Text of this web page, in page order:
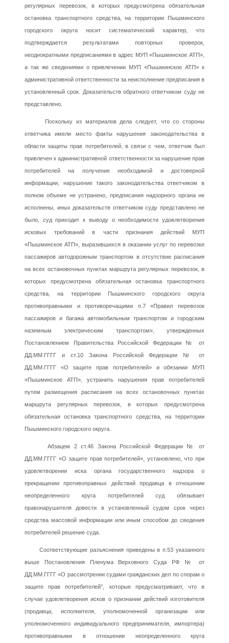
регулярных перевозок, в которых предусмотрена обязательная
остановка транспортного средства, на территории Пышминского
городского округа носит систематический характер, что
подтверждается результатами повторных проверок,
неоднократными предписаниями в адрес МУП «Пышминское АТП»,
а так же сведениями о привлечении МУП «Пышминское АТП» к
административной ответственности за неисполнение предписания в
установленный срок. Доказательств обратного ответчиком суду не
представлено.
Поскольку из материалов дела следует, что со стороны
ответчика имели место факты нарушения законодательства в
области защиты прав потребителей, в связи с чем, ответчик был
привлечен к административной ответственности за нарушение прав
потребителей на получение необходимой и достоверной
информации, нарушение такого законодательства ответчиком в
полном объеме не устранено, предписания надзорного органа не
исполнены, иных доказательств ответчиком суду представлено не
было, суд приходит к выводу о необходимости удовлетворения
исковых требований в части признания действий МУП
«Пышминское АТП», выразившихся в оказании услуг по перевозке
пассажиров автодорожным транспортом в отсутствие расписания
на всех остановочных пунктах маршрута регулярных перевозок, в
которых предусмотрена обязательная остановка транспортного
средства, на территории Пышминского городского округа
противоправными и противоречащими п.7 «Правил перевозок
пассажиров и багажа автомобильным транспортом и городским
наземным электрическим транспортом», утвержденных
Постановлением Правительства Российской Федерации № от
ДД.ММ.ГГГГ и ст.10 Закона Российской Федерации № от
ДД.ММ.ГГГГ «О защите прав потребителей» и обязании МУП
«Пышминское АТП», устранить нарушения прав потребителей
путем размещения расписания на всех остановочных пунктах
маршрута регулярных перевозок, в которых предусмотрена
обязательная остановка транспортного средства, на территории
Пышминского городского округа.
Абзацем 2 ст.46 Закона Российской Федерации № от
ДД.ММ.ГГГГ «О защите прав потребителей», установлено, что при
удовлетворении иска органа государственного надзора о
прекращении противоправных действий продавца в отношении
неопределенного круга потребителей суд обязывает
правонарушителя довести в установленный судом срок через
средства массовой информации или иным способом до сведения
потребителей решение суда.
Соответствующие разъяснения приведены в п.53 указанного
выше Постановления Пленума Верховного Суда РФ № от
ДД.ММ.ГГГГ «О рассмотрении судами гражданских дел по спорам о
защите прав потребителей", которые предусматривают, что в
случае удовлетворения исков о признании действий изготовителя
(продавца, исполнителя, уполномоченной организации или
уполномоченного индивидуального предпринимателя, импортера)
противоправными в отношении неопределенного круга